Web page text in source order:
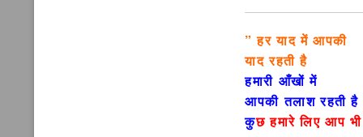
” हर याद में आपकी
याद रहती है
हमारी आँखों में
आपकी तलाश रहती है
कुछ हमारे लिए आप भी